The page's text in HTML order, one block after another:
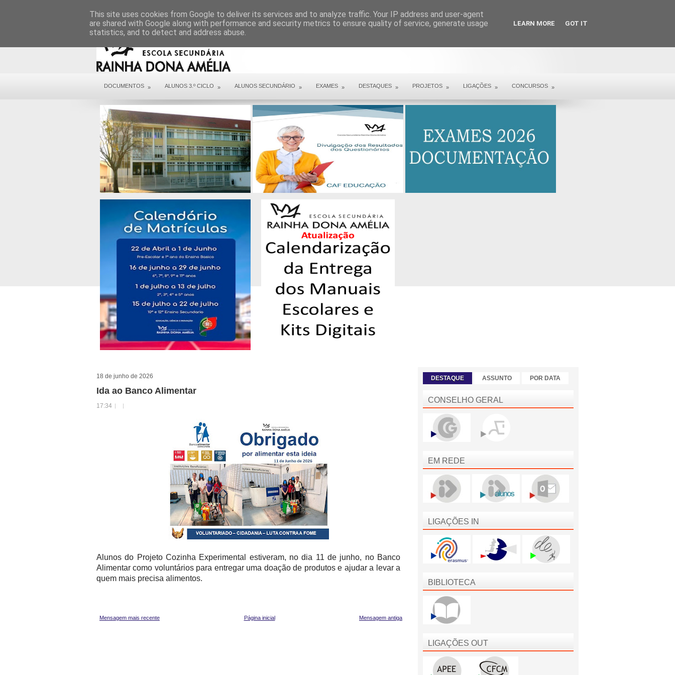
DOCUMENTOS » ALUNOS 3.º CICLO » ALUNOS SECUNDÁRIO » EXAMES » DESTAQUES » PROJETOS » LIGAÇÕES » CONCURSOS »
18 de junho de 2026
Ida ao Banco Alimentar
17:34
Alunos do Projeto Cozinha Experimental estiveram, no dia 11 de junho, no Banco
Alimentar como voluntários para entregar uma doação de produtos e ajudar a levar a
quem mais precisa alimentos.
Mensagem mais recente Mensagem antiga
Página inicial
DESTAQUE ASSUNTO POR DATA
CONSELHO GERAL
EM REDE
LIGAÇÕES IN
BIBLIOTECA
LIGAÇÕES OUT
This site uses cookies from Google to deliver its services and to analyze traffic. Your IP address and user-agent
are shared with Google along with performance and security metrics to ensure quality of service, generate usage
statistics, and to detect and address abuse.
LEARN MORE GOT IT